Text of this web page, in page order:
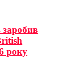
заробив
року